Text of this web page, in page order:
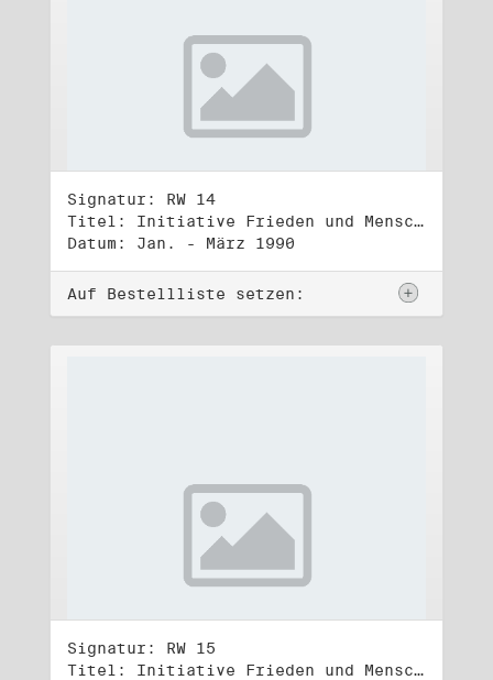
Signatur: RW 14
Titel: Initiative Frieden und Menschenrechte, Volkskammerwahl 18.3.1990
Datum: Jan. - März 1990
Auf Bestellliste setzen:
Signatur: RW 15
Titel: Initiative Frieden und Menschenrechte, Veröffentlichungen